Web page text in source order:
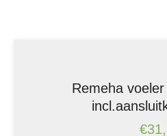
Remeha
€